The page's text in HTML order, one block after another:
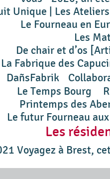
Unique | Les
Le Fourneau en
Les
De chair et d’os
La Fabrique des
DañsFabrik
Le Temps Bourg
Printemps des
Le futur Fourneau
Les
Voyagez à Brest,